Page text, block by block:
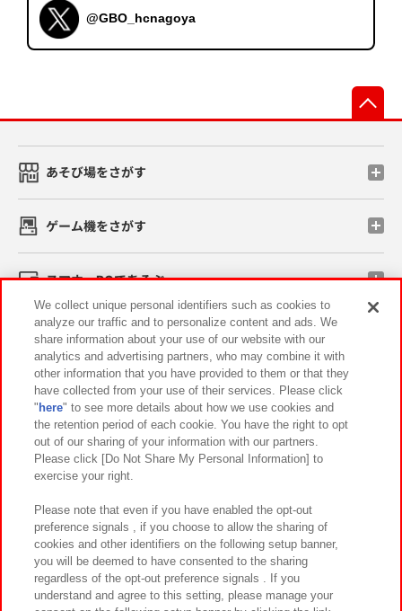
@GBO_hcnagoya
あそび場をさがす
ゲーム機をさがす
スマホ・PCであそぶ
イベント・キャンペーン
関連会社 サステナビリティ サイトポリシー
プライバシーポリシー ウェブアクセシビリティ方針と検証結果
お取引先さまとともに
カスタマーハラスメント対応方針 よくあるご質問・お問い合わせ
We collect unique personal identifiers such as cookies to
analyze our traffic and to personalize content and ads. We
share information about your use of our website with our
analytics and advertising partners, who may combine it with
other information that you have provided to them or that they
have collected from your use of their services. Please click
" here" to see more details about how we use cookies and
the retention period of each cookie. You have the right to opt
out of our sharing of your information with our partners.
Please click [Do Not Share My Personal Information] to
exercise your right.
Please note that even if you have enabled the opt-out
preference signals , if you choose to allow the sharing of
cookies and other identifiers on the following setup banner,
you will be deemed to have consented to the sharing
regardless of the opt-out preference signals . If you
understand and agree to this setting, please manage your